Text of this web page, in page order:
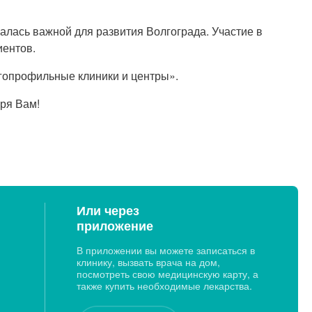
важной для развития Волгограда. Участие в
клиники и центры».
Вам!
Или через
приложение
В приложении вы можете записаться в
клинику, вызвать врача на дом,
посмотреть свою медицинскую карту, а
также купить необходимые лекарства.